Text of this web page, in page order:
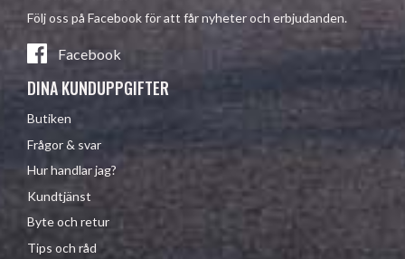
Följ oss på Facebook för att får nyheter och erbjudanden.
Facebook
DINA KUNDUPPGIFTER
Butiken
Frågor & svar
Hur handlar jag?
Kundtjänst
Byte och retur
Tips och råd